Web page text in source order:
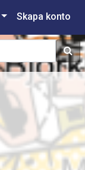
Skapa konto
Sök